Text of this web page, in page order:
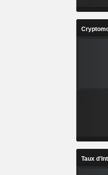
Taux